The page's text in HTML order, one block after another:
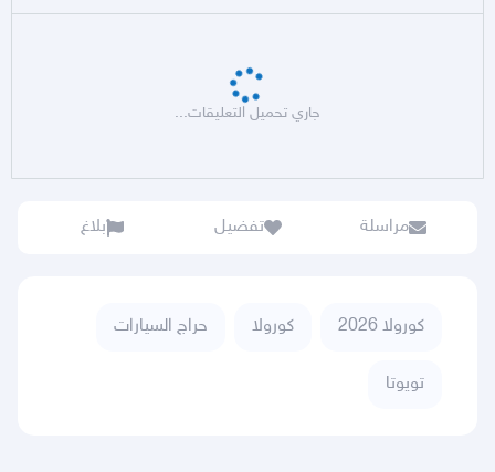
جاري تحميل التعليقات...
مراسلة تفضيل بلاغ
كورولا 2026 كورولا حراج السيارات
تويوتا